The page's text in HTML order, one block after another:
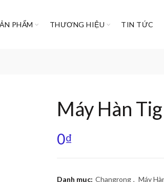
PHẨM THƯƠNG HIỆU TIN TỨC
Máy Hàn
0₫
Danh mục: Changrong , Máy